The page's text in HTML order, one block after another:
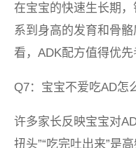
在宝宝的快速生长期
系到身高的发育和骨
看，ADK配方值得优先
Q7：宝宝不爱吃AD怎
许多家长反映宝宝对
扭头”“吃完吐出来”是